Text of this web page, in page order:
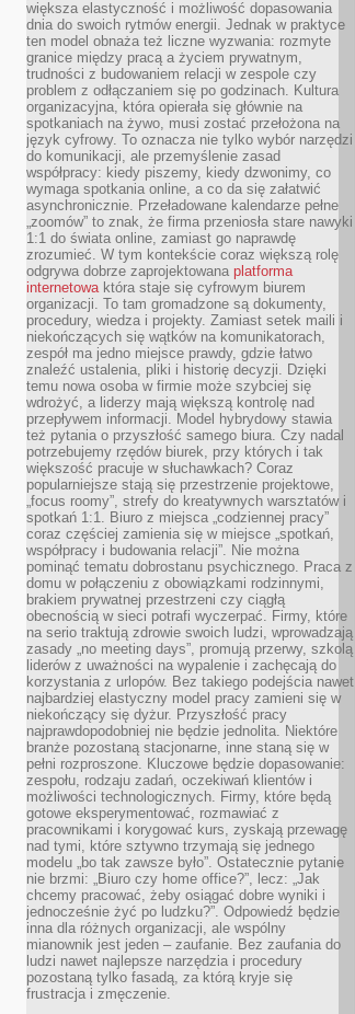
większa elastyczność i możliwość dopasowania
dnia do swoich rytmów energii. Jednak w praktyce
ten model obnaża też liczne wyzwania: rozmyte
granice między pracą a życiem prywatnym,
trudności z budowaniem relacji w zespole czy
problem z odłączaniem się po godzinach. Kultura
organizacyjna, która opierała się głównie na
spotkaniach na żywo, musi zostać przełożona na
język cyfrowy. To oznacza nie tylko wybór narzędzi
do komunikacji, ale przemyślenie zasad
współpracy: kiedy piszemy, kiedy dzwonimy, co
wymaga spotkania online, a co da się załatwić
asynchronicznie. Przeładowane kalendarze pełne
„zoomów” to znak, że firma przeniosła stare nawyki
1:1 do świata online, zamiast go naprawdę
zrozumieć. W tym kontekście coraz większą rolę
odgrywa dobrze zaprojektowana platforma
internetowaktóra staje się cyfrowym biurem
organizacji. To tam gromadzone są dokumenty,
procedury, wiedza i projekty. Zamiast setek maili i
niekończących się wątków na komunikatorach,
zespół ma jedno miejsce prawdy, gdzie łatwo
znaleźć ustalenia, pliki i historię decyzji. Dzięki
temu nowa osoba w firmie może szybciej się
wdrożyć, a liderzy mają większą kontrolę nad
przepływem informacji. Model hybrydowy stawia
też pytania o przyszłość samego biura. Czy nadal
potrzebujemy rzędów biurek, przy których i tak
większość pracuje w słuchawkach? Coraz
popularniejsze stają się przestrzenie projektowe,
„focus roomy”, strefy do kreatywnych warsztatów i
spotkań 1:1. Biuro z miejsca „codziennej pracy”
coraz częściej zamienia się w miejsce „spotkań,
współpracy i budowania relacji”. Nie można
pominąć tematu dobrostanu psychicznego. Praca z
domu w połączeniu z obowiązkami rodzinnymi,
brakiem prywatnej przestrzeni czy ciągłą
obecnością w sieci potrafi wyczerpać. Firmy, które
na serio traktują zdrowie swoich ludzi, wprowadzają
zasady „no meeting days”, promują przerwy, szkolą
liderów z uważności na wypalenie i zachęcają do
korzystania z urlopów. Bez takiego podejścia nawet
najbardziej elastyczny model pracy zamieni się w
niekończący się dyżur. Przyszłość pracy
najprawdopodobniej nie będzie jednolita. Niektóre
branże pozostaną stacjonarne, inne staną się w
pełni rozproszone. Kluczowe będzie dopasowanie:
zespołu, rodzaju zadań, oczekiwań klientów i
możliwości technologicznych. Firmy, które będą
gotowe eksperymentować, rozmawiać z
pracownikami i korygować kurs, zyskają przewagę
nad tymi, które sztywno trzymają się jednego
modelu „bo tak zawsze było”. Ostatecznie pytanie
nie brzmi: „Biuro czy home office?”, lecz: „Jak
chcemy pracować, żeby osiągać dobre wyniki i
jednocześnie żyć po ludzku?”. Odpowiedź będzie
inna dla różnych organizacji, ale wspólny
mianownik jest jeden – zaufanie. Bez zaufania do
ludzi nawet najlepsze narzędzia i procedury
pozostaną tylko fasadą, za którą kryje się
frustracja i zmęczenie.